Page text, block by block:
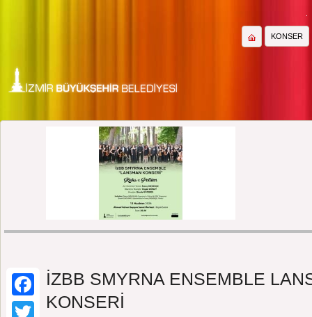
KONSER
İZBB SMYRNA ENSEMBLE
KONSERİ
Facebook